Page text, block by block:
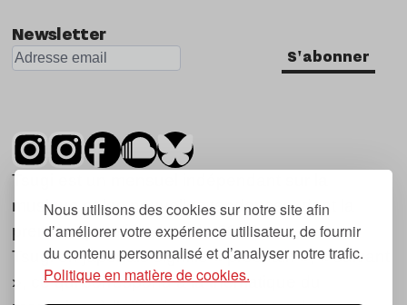
Nous utilisons des cookies sur notre site afin
d’améliorer votre expérience utilisateur, de fournir
du contenu personnalisé et d’analyser notre trafic.
Politique en matière de cookies.
Newsletter
S'abonner
Tsugi est un mensuel indépendant sur la
musique et les nouvelles tendances, dont la
première parution date de 2007.
Tsugi en japonais signifie « prochain », « suivant
», ce qui correspond à la thématique du